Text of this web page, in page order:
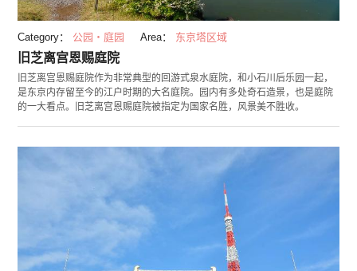
Category： 公园・庭园 Area： 东京塔区域
旧芝离宫恩赐庭院
旧芝离宫恩赐庭院作为非常典型的回游式泉水庭院，和小石川后乐园一起，
是东京内存留至今的江户时期的大名庭院。园内有多处奇石造景，也是庭院
的一大看点。旧芝离宫恩赐庭院被指定为国家名胜，风景美不胜收。